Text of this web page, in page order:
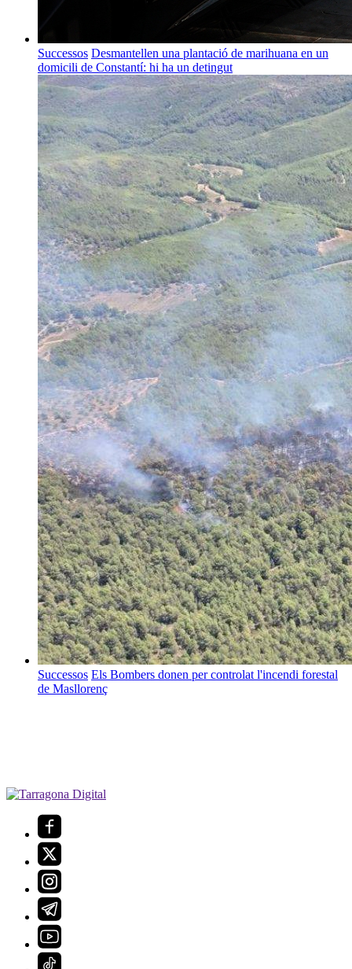
Successos Desmantellen una plantació de marihuana en un
domicili de Constantí: hi ha un detingut
Successos Els Bombers donen per controlat l'incendi forestal
de Masllorenç